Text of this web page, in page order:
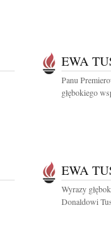
EWA
Panu
głębokiego
EWA
Wyrazy
Donaldowi